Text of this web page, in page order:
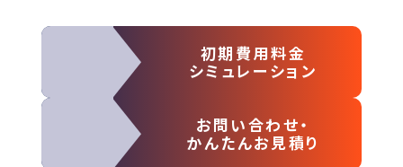
初期費用料金
シミュレーション
お問い合わせ・
かんたんお見積り